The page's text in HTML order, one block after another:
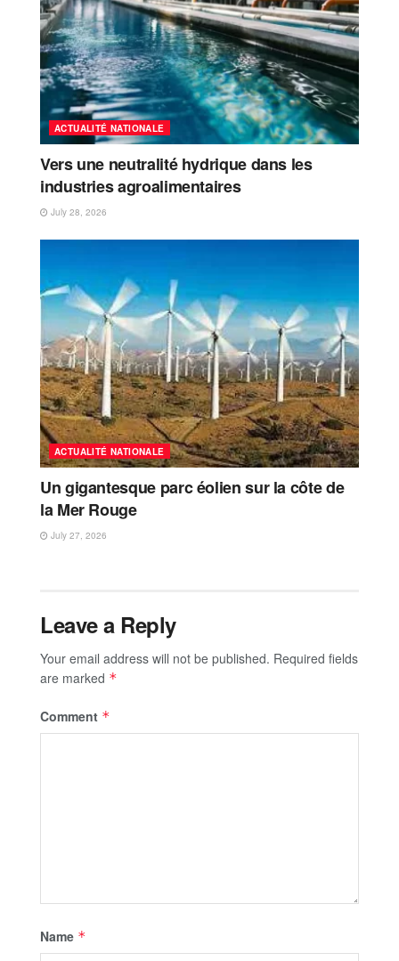
ACTUALITÉ NATIONALE
Vers une neutralité hydrique dans les
industries agroalimentaires
July 28, 2026
ACTUALITÉ NATIONALE
Un gigantesque parc éolien sur la côte de
la Mer Rouge
July 27, 2026
Leave a Reply
Your email address will not be published. Required fields
are marked *
Comment *
Name *